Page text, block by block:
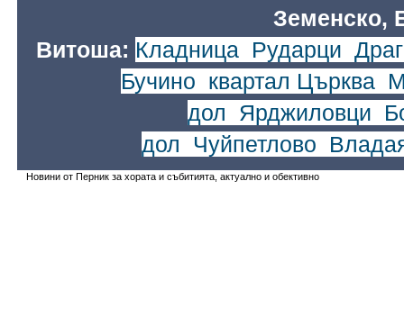
Земенско,
Витоша: Кладница, Рударци
Бучино квартал Църква
дол
Ярджиловци
дол
Чуйпетлово
Новини от Перник за хората и събитията, актуално и обективно